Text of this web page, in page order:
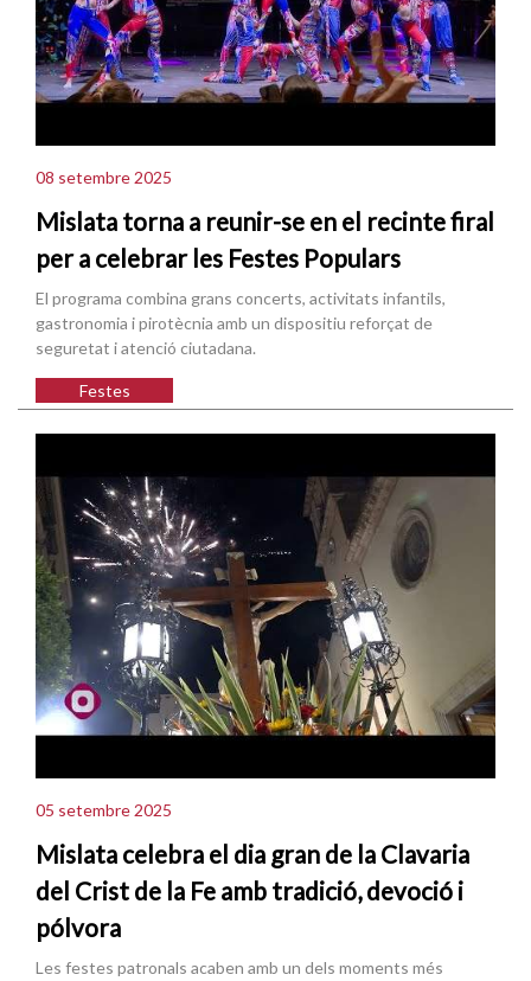
08 setembre 2025
Mislata torna a reunir-se en el recinte firal
per a celebrar les Festes Populars
El programa combina grans concerts, activitats infantils,
gastronomia i pirotècnia amb un dispositiu reforçat de
seguretat i atenció ciutadana.
Festes
05 setembre 2025
Mislata celebra el dia gran de la Clavaria
del Crist de la Fe amb tradició, devoció i
pólvora
Les festes patronals acaben amb un dels moments més